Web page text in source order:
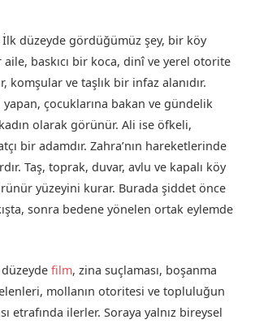
İlk düzeyde gördüğümüz şey, bir köy
aile, baskıcı bir koca, dinî ve yerel otorite
komşular ve taşlık bir infaz alanıdır.
çocuklarına bakan ve gündelik
olarak görünür. Ali ise öfkeli,
bir adamdır. Zahra’nın hareketlerinde
Taş, toprak, duvar, avlu ve kapalı köy
yüzeyini kurar. Burada şiddet önce
sonra bedene yönelen ortak eylemde
film, zina suçlaması, boşanma
mollanın otoritesi ve topluluğun
etrafında ilerler. Soraya yalnız bireysel